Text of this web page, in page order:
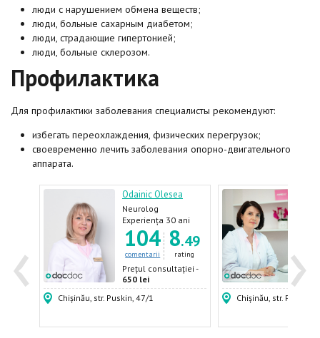
люди с нарушением обмена веществ;
люди, больные сахарным диабетом;
люди, страдающие гипертонией;
люди, больные склерозом.
Профилактика
Для профилактики заболевания специалисты рекомендуют:
избегать переохлаждения, физических перегрузок;
своевременно лечить заболевания опорно-двигательного
аппарата.
‹ ›
-
Odainic Olesea
Neurolog
Experiența 30 ani
104
comentarii
8.49
rating
Prețul consultației -
650 lei
Chișinău, str. Puskin, 47/1
600
Chișinău, str.